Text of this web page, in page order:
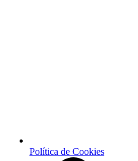
Política de Cookies